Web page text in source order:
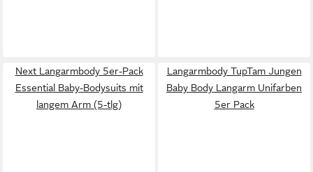
Next Langarmbody 5er-Pack
Essential Baby-Bodysuits mit
langem Arm (5-tlg)
Langarmbody TupTam Jungen
Baby Body Langarm Unifarben
5er Pack